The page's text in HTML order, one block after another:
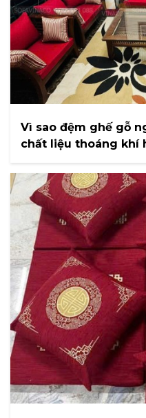
Vì sao đệm ghế gỗ
chất liệu thoáng khí